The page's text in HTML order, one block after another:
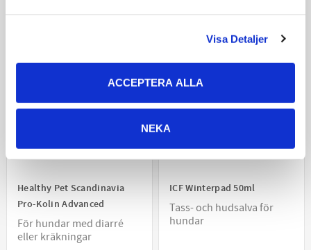
Visa Detaljer
ACCEPTERA ALLA
NEKA
Healthy Pet Scandinavia
Pro-Kolin Advanced
För hundar med diarré
eller kräkningar
ICF Winterpad 50ml
Tass- och hudsalva för
hundar